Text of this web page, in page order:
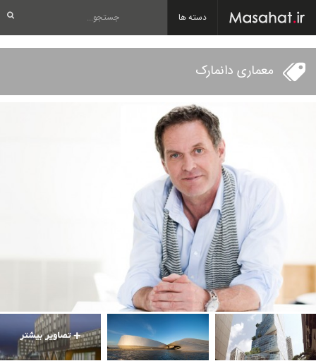
دسته ها
معماری دانمارک